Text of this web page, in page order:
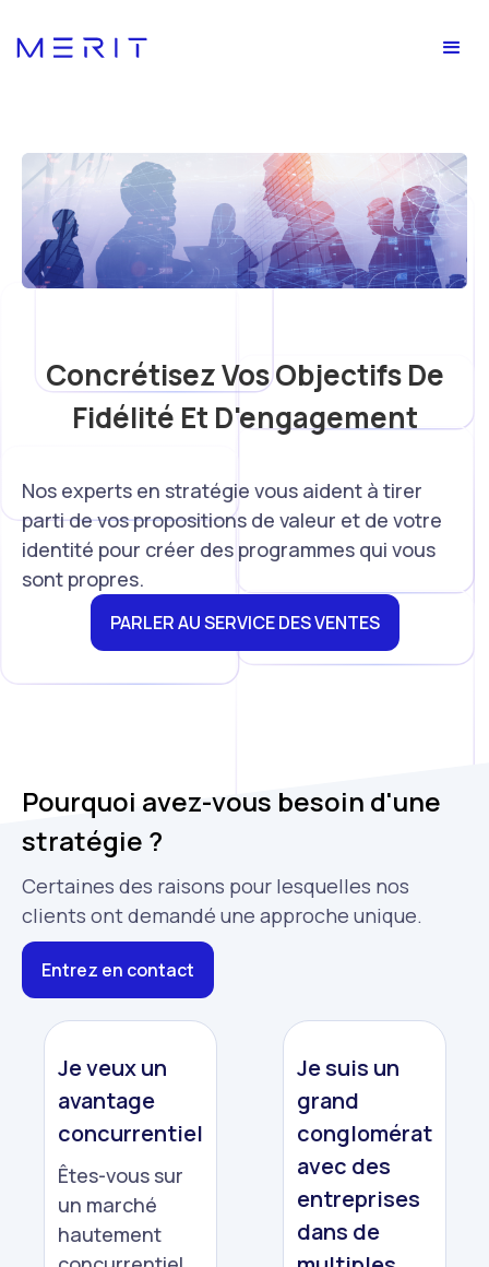
Concrétisez Vos Objectifs De
Fidélité Et D'engagement
Nos experts en stratégie vous aident à tirer
parti de vos propositions de valeur et de votre
identité pour créer des programmes qui vous
sont propres.
PARLER AU SERVICE DES VENTES
Pourquoi avez-vous besoin d'une
stratégie ?
Certaines des raisons pour lesquelles nos
clients ont demandé une approche unique.
Je veux un
avantage
concurrentiel
Êtes-vous sur
un marché
hautement
Je suis un
grand
conglomérat
avec des
entreprises
dans de
Entrez en contact